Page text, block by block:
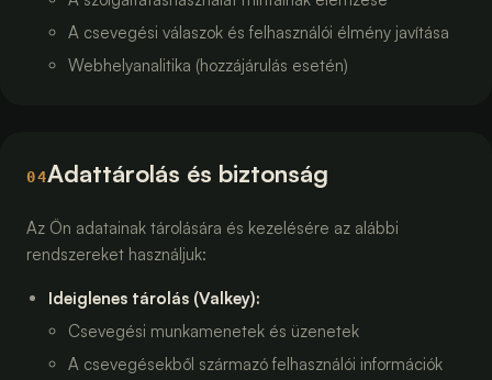
A csevegési válaszok és felhasználói élmény javítása
Webhelyanalitika (hozzájárulás esetén)
04Adattárolás és biztonság
Az Ön adatainak tárolására és kezelésére az alábbi
rendszereket használjuk:
Ideiglenes tárolás (Valkey):
Csevegési munkamenetek és üzenetek
A csevegésekből származó felhasználói információk